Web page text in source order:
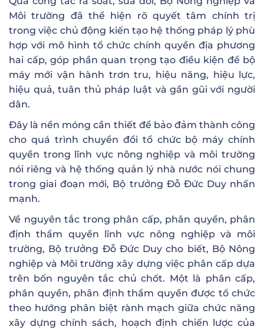
Môi trường đã thể hiện rõ quyết tâm chính trị
trong việc chủ động kiến tạo hệ thống pháp lý phù
hợp với mô hình tổ chức chính quyền địa phương
hai cấp, góp phần quan trọng tạo điều kiện để bộ
máy mới vận hành trơn tru, hiệu năng, hiệu lực,
hiệu quả, tuân thủ pháp luật và gần gũi với người
dân.
Đây là nền móng cần thiết để bảo đảm thành công
cho quá trình chuyển đổi tổ chức bộ máy chính
quyền trong lĩnh vực nông nghiệp và môi trường
nói riêng và hệ thống quản lý nhà nước nói chung
trong giai đoạn mới, Bộ trưởng Đỗ Đức Duy nhấn
mạnh.
Về nguyên tắc trong phân cấp, phân quyền, phân
định thẩm quyền lĩnh vực nông nghiệp và môi
trường, Bộ trưởng Đỗ Đức Duy cho biết, Bộ Nông
nghiệp và Môi trường xây dựng việc phân cấp dựa
trên bốn nguyên tắc chủ chốt. Một là phân cấp,
phân quyền, phân định thẩm quyền được tổ chức
theo hướng phân biệt rành mạch giữa chức năng
xây dựng chính sách, hoạch định chiến lược của